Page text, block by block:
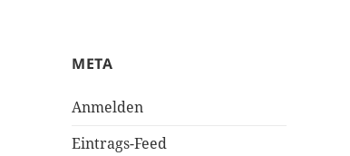
META
Anmelden
Eintrags-Feed